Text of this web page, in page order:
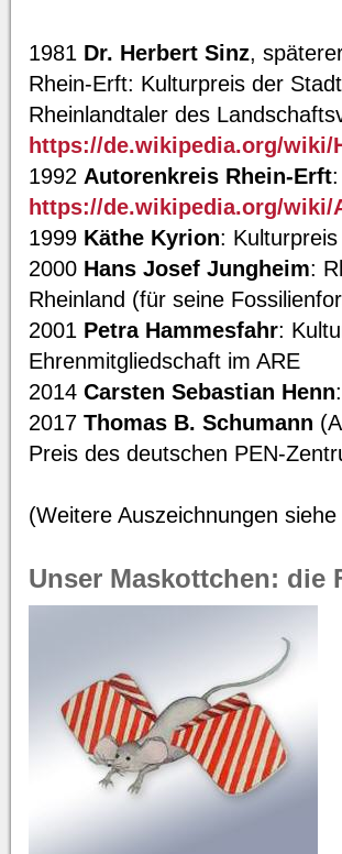
1981 Dr. Herbert Sinz,
Rhein-Erft: Kulturpreis der
Rheinlandtaler des
https://de.wikipedia.org/wiki/
1992 Autorenkreis Rhein-Erft
https://de.wikipedia.org/wiki/
1999 Käthe Kyrion:
2000 Hans Josef Jungheim:
Rheinland (für seine
2001 Petra Hammesfahr:
Ehrenmitgliedschaft im ARE
2014 Carsten Sebastian Henn
2017 Thomas B. Schumann
Preis des deutschen PEN-
(Weitere Auszeichnungen
Unser Maskottchen: die